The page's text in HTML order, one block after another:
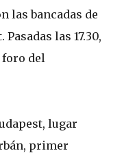
las bancadas de
las 17.30,
foro del
lugar
primer